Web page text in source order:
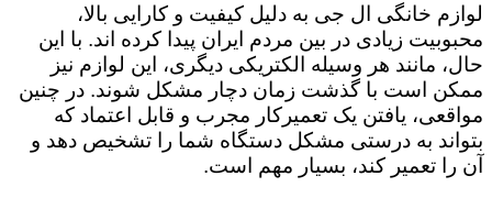
لوازم خانگی ال جی به دلیل کیفیت و کارایی بالا،
محبوبیت زیادی در بین مردم ایران پیدا کرده اند. با این
حال، مانند هر وسیله الکتریکی دیگری، این لوازم نیز
ممکن است با گذشت زمان دچار مشکل شوند. در چنین
مواقعی، یافتن یک تعمیرکار مجرب و قابل اعتماد که
بتواند به درستی مشکل دستگاه شما را تشخیص دهد و
آن را تعمیر کند، بسیار مهم است.